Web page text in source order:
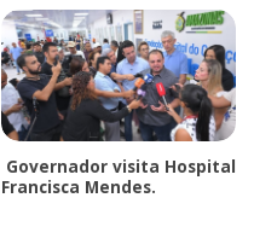
Governador visita Hospital
Francisca Mendes.